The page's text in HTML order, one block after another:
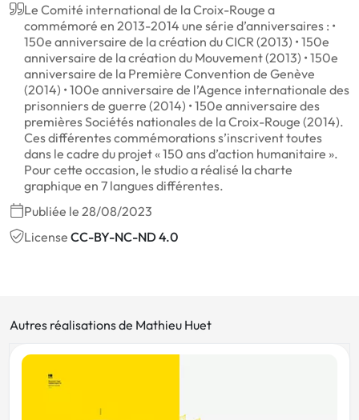
Le Comité international de la Croix-Rouge a
commémoré en 2013-2014 une série d’anniversaires : •
150e anniversaire de la création du CICR (2013) • 150e
anniversaire de la création du Mouvement (2013) • 150e
anniversaire de la Première Convention de Genève
(2014) • 100e anniversaire de l’Agence internationale des
prisonniers de guerre (2014) • 150e anniversaire des
premières Sociétés nationales de la Croix-Rouge (2014).
Ces différentes commémorations s’inscrivent toutes
dans le cadre du projet « 150 ans d’action humanitaire ».
Pour cette occasion, le studio a réalisé la charte
graphique en 7 langues différentes.
Publiée le 28/08/2023
License CC-BY-NC-ND 4.0
Autres réalisations de Mathieu Huet